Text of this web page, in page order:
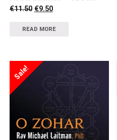
€11.50 Original
€11.50.
€9.50Current
€9.50.
READ MORE
Sale!